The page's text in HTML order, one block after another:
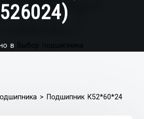
526024)
в Выбор подшипника
> Подшипник К52*60*24